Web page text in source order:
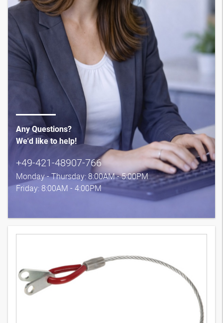
Any Questions?
We'd like to help!
+49-421-48907-766
Monday - Thursday: 8:00AM - 5:00PM
Friday: 8:00AM - 4:00PM